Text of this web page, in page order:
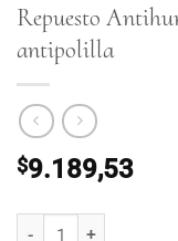
Repuesto
antipolilla
$9.189,53